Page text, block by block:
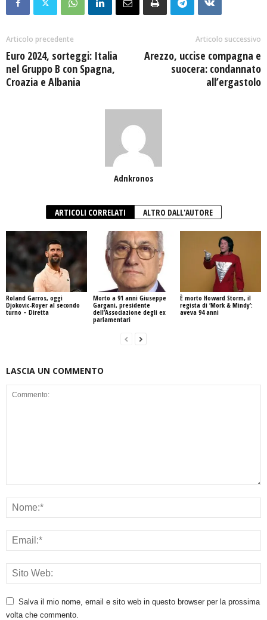
Articolo precedente
Euro 2024, sorteggi: Italia
nel Gruppo B con Spagna,
Croazia e Albania
Articolo successivo
Arezzo, uccise compagna e
suocera: condannato
all’ergastolo
Adnkronos
ARTICOLI CORRELATI ALTRO DALL'AUTORE
Roland Garros, oggi
Djokovic-Royer al secondo
turno – Diretta
Morto a 91 anni Giuseppe
Gargani, presidente
dell’Associazione degli ex
parlamentari
È morto Howard Storm, il
regista di ‘Mork & Mindy’:
aveva 94 anni
LASCIA UN COMMENTO
Salva il mio nome, email e sito web in questo browser per la prossima
volta che commento.